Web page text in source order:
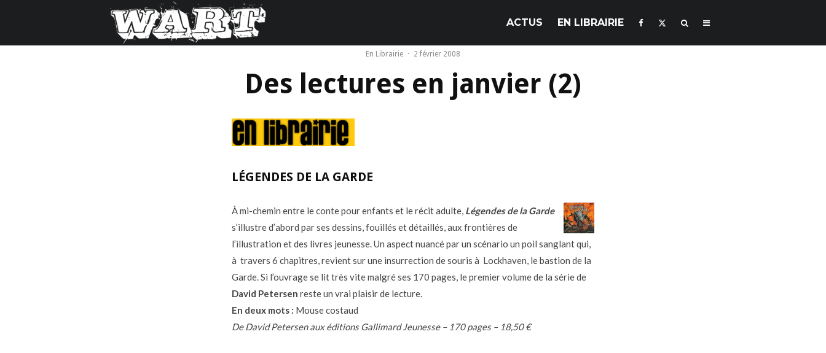
ACTUS EN LIBRAIRIE
En Librairie · 2 février 2008
Des lectures en janvier (2)
LÉGENDES DE LA GARDE
À mi-chemin entre le conte pour enfants et le récit adulte, Légendes de la Garde
s’illustre d’abord par ses dessins, fouillés et détaillés, aux frontières de
l’illustration et des livres jeunesse. Un aspect nuancé par un scénario un poil sanglant qui,
à travers 6 chapitres, revient sur une insurrection de souris à Lockhaven, le bastion de la
Garde. Si l’ouvrage se lit très vite malgré ses 170 pages, le premier volume de la série de
David Petersen reste un vrai plaisir de lecture.
En deux mots : Mouse costaud
De David Petersen aux éditions Gallimard Jeunesse – 170 pages – 18,50 €